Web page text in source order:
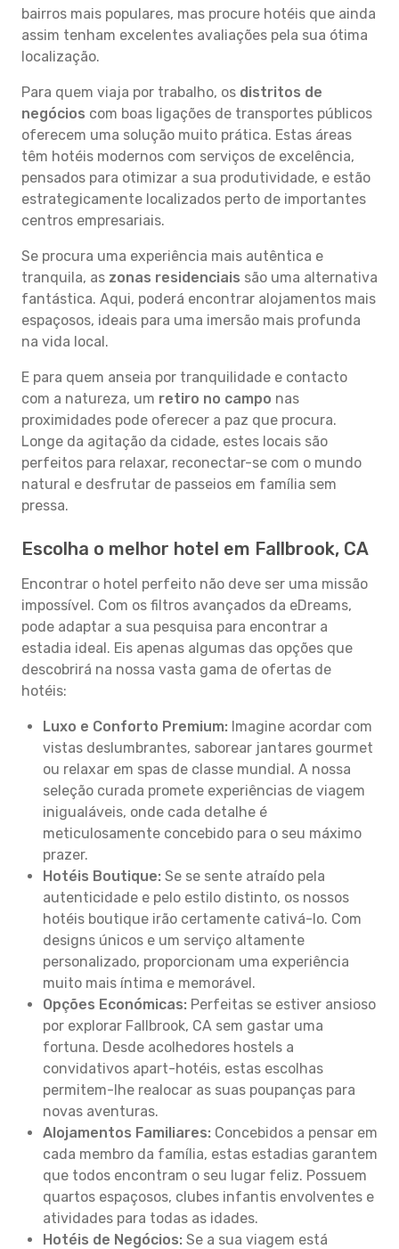
bairros mais populares, mas procure hotéis que ainda
assim tenham excelentes avaliações pela sua ótima
localização.
Para quem viaja por trabalho, os distritos de
negócios com boas ligações de transportes públicos
oferecem uma solução muito prática. Estas áreas
têm hotéis modernos com serviços de excelência,
pensados para otimizar a sua produtividade, e estão
estrategicamente localizados perto de importantes
centros empresariais.
Se procura uma experiência mais autêntica e
tranquila, as zonas residenciais são uma alternativa
fantástica. Aqui, poderá encontrar alojamentos mais
espaçosos, ideais para uma imersão mais profunda
na vida local.
E para quem anseia por tranquilidade e contacto
com a natureza, um retiro no campo nas
proximidades pode oferecer a paz que procura.
Longe da agitação da cidade, estes locais são
perfeitos para relaxar, reconectar-se com o mundo
natural e desfrutar de passeios em família sem
pressa.
Escolha o melhor hotel em Fallbrook, CA
Encontrar o hotel perfeito não deve ser uma missão
impossível. Com os filtros avançados da eDreams,
pode adaptar a sua pesquisa para encontrar a
estadia ideal. Eis apenas algumas das opções que
descobrirá na nossa vasta gama de ofertas de
hotéis:
Luxo e Conforto Premium: Imagine acordar com
vistas deslumbrantes, saborear jantares gourmet
ou relaxar em spas de classe mundial. A nossa
seleção curada promete experiências de viagem
inigualáveis, onde cada detalhe é
meticulosamente concebido para o seu máximo
prazer.
Hotéis Boutique: Se se sente atraído pela
autenticidade e pelo estilo distinto, os nossos
hotéis boutique irão certamente cativá-lo. Com
designs únicos e um serviço altamente
personalizado, proporcionam uma experiência
muito mais íntima e memorável.
Opções Económicas: Perfeitas se estiver ansioso
por explorar Fallbrook, CA sem gastar uma
fortuna. Desde acolhedores hostels a
convidativos apart-hotéis, estas escolhas
permitem-lhe realocar as suas poupanças para
novas aventuras.
Alojamentos Familiares: Concebidos a pensar em
cada membro da família, estas estadias garantem
que todos encontram o seu lugar feliz. Possuem
quartos espaçosos, clubes infantis envolventes e
atividades para todas as idades.
Hotéis de Negócios: Se a sua viagem está